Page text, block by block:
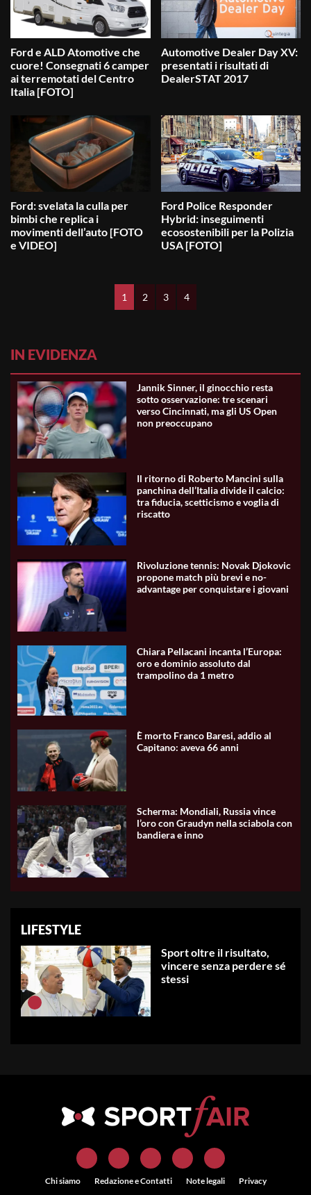
Ford e ALD Atomotive che
cuore! Consegnati 6 camper
ai terremotati del Centro
Italia [FOTO]
Automotive Dealer Day XV:
presentati i risultati di
DealerSTAT 2017
Ford: svelata la culla per
bimbi che replica i
movimenti dell’auto [FOTO
e VIDEO]
Ford Police Responder
Hybrid: inseguimenti
ecosostenibili per la Polizia
USA [FOTO]
1 2 3 4
IN EVIDENZA
Jannik Sinner, il ginocchio resta
sotto osservazione: tre scenari
verso Cincinnati, ma gli US Open
non preoccupano
Il ritorno di Roberto Mancini sulla
panchina dell’Italia divide il calcio:
tra fiducia, scetticismo e voglia di
riscatto
Rivoluzione tennis: Novak Djokovic
propone match più brevi e no-
advantage per conquistare i giovani
Chiara Pellacani incanta l’Europa:
oro e dominio assoluto dal
trampolino da 1 metro
È morto Franco Baresi, addio al
Capitano: aveva 66 anni
Scherma: Mondiali, Russia vince
l’oro con Graudyn nella sciabola con
bandiera e inno
LIFESTYLE
Sport oltre il risultato,
vincere senza perdere sé
stessi
Chi siamo Redazione e Contatti Note legali Privacy